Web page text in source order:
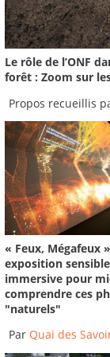
01:40
Le rôle de l’ONF
forêt : Zoom sur
Propos recueillis
« Feux, Mégafeux
exposition
immersive pour
comprendre ces
"naturels"
Par Quai des